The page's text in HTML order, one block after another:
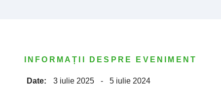
INFORMAȚII DESPRE EVENIMENT
Date: 3 iulie 2025 - 5 iulie 2024